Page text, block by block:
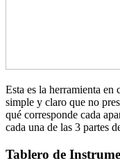
Esta es la herramienta en
simple y claro que no
qué corresponde cada
cada una de las 3 partes
Tablero de